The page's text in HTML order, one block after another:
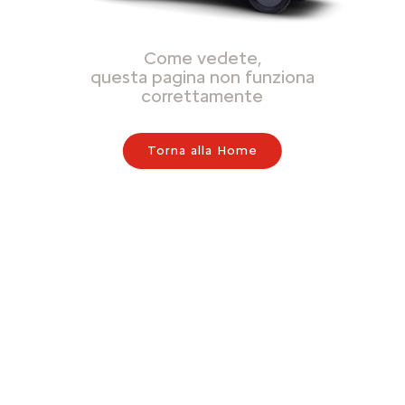
Come vedete,
questa pagina non funziona
correttamente
Torna alla Home